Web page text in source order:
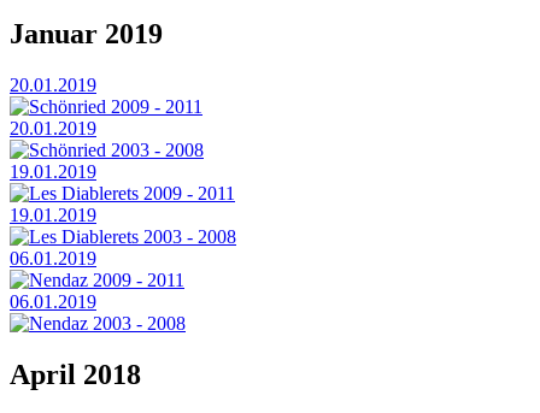
Januar 2019
20.01.2019
Schönried 2009 - 2011
20.01.2019
Schönried 2003 - 2008
19.01.2019
Les Diablerets 2009 - 2011
19.01.2019
Les Diablerets 2003 - 2008
06.01.2019
Nendaz 2009 - 2011
06.01.2019
Nendaz 2003 - 2008
April 2018